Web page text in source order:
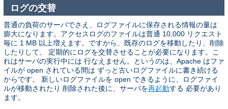
ログの交替
普通の負荷のサーバでさえ、ログファイルに保存される情報の量は
膨大になります。アクセスログのファイルは普通 10,000 リクエスト
毎に 1 MB 以上増えます。ですから、既存のログを移動したり、削除
したりして、 定期的にログを交替させることが必要になります。こ
れはサーバの実行中には 行なえません。というのは、Apache はファ
イルが open されている間は ずっと古いログファイルに書き続ける
からです。 新しいログファイルを open できるように、ログファイ
ルが移動されたり 削除された後に、サーバを再起動する 必要があり
ます。